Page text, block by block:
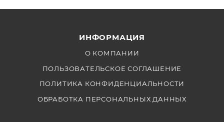
ИНФОРМАЦИЯ
О КОМПАНИИ
ПОЛЬЗОВАТЕЛЬСКОЕ СОГЛАШЕНИЕ
ПОЛИТИКА КОНФИДЕНЦИАЛЬНОСТИ
ОБРАБОТКА ПЕРСОНАЛЬНЫХ ДАННЫХ